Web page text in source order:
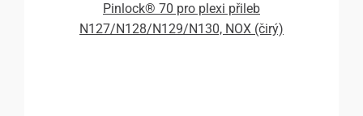
Pinlock® 70 pro plexi přileb
N127/N128/N129/N130, NOX (čirý)